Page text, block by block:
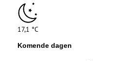
17,1 °C
Komende dagen